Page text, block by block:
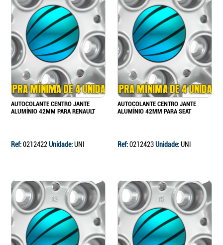
AUTOCOLANTE CENTRO JANTE
ALUMÍNIO 42MM PARA RENAULT
Ref:0212422Unidade:UNI
AUTOCOLANTE CENTRO JANTE
ALUMÍNIO 42MM PARA SEAT
Ref:0212423Unidade:UNI